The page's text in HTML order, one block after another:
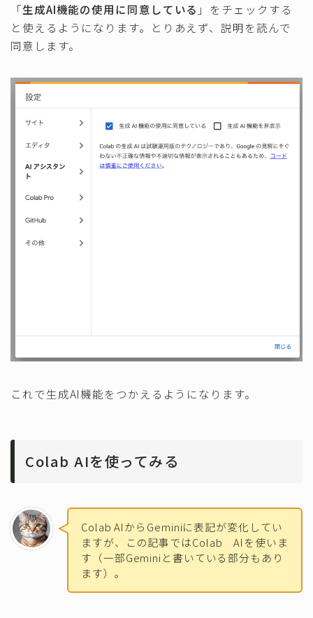
「生成AI機能の使用に同意している 」をチェックする
と使えるようになります。とりあえず、説明を読んで
同意します。
これで生成AI機能をつかえるようになります。
Colab AIを使ってみる
Colab AIからGeminiに表記が変化してい
ますが、この記事ではColab AIを使いま
す（一部Geminiと書いている部分もあり
ます）。